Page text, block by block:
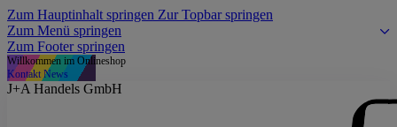
Zum Hauptinhalt springen Zur Topbar springen
Zum Menü springen
Zum Footer springen
Willkommen im Onlineshop
Kontakt News
J+A Handels GmbH